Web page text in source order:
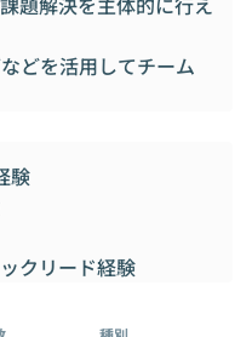
どを活用してチーム
験
クリード経験